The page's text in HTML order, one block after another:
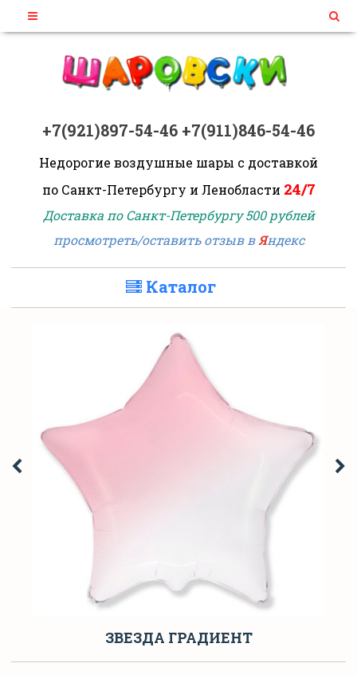
+7(921)897-54-46 +7(911)846-54-46
Недорогие воздушные шары с доставкой
по Санкт-Петербургу и Ленобласти 24/7
Доставка по Санкт-Петербургу 500 рублей
просмотреть/оставить отзыв вЯндекс
Каталог
ЗВЕЗДА ГРАДИЕНТ